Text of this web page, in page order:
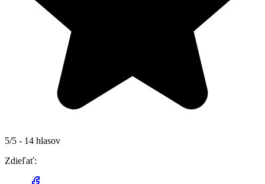
5/5 - 14 hlasov
Zdieľať: